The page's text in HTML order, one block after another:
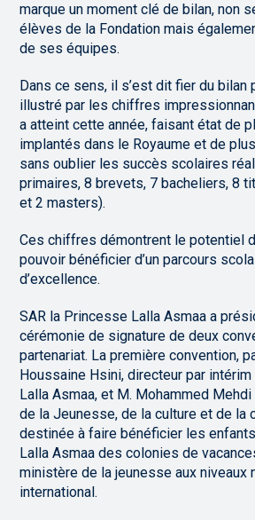
marque un moment clé de bilan, non
élèves de la Fondation mais
de ses équipes.
Dans ce sens, il s’est dit fier du
illustré par les chiffres
a atteint cette année, faisant état de
implantés dans le Royaume et de
sans oublier les succès scolaires
primaires, 8 brevets, 7 bacheliers, 8
et 2 masters).
Ces chiffres démontrent le potentiel
pouvoir bénéficier d’un parcours
d’excellence.
SAR la Princesse Lalla Asmaa a
cérémonie de signature de deux
partenariat. La première convention,
Houssaine Hsini, directeur par
Lalla Asmaa, et M. Mohammed
de la Jeunesse, de la culture et de la
destinée à faire bénéficier les
Lalla Asmaa des colonies de
ministère de la jeunesse aux niveaux
international.